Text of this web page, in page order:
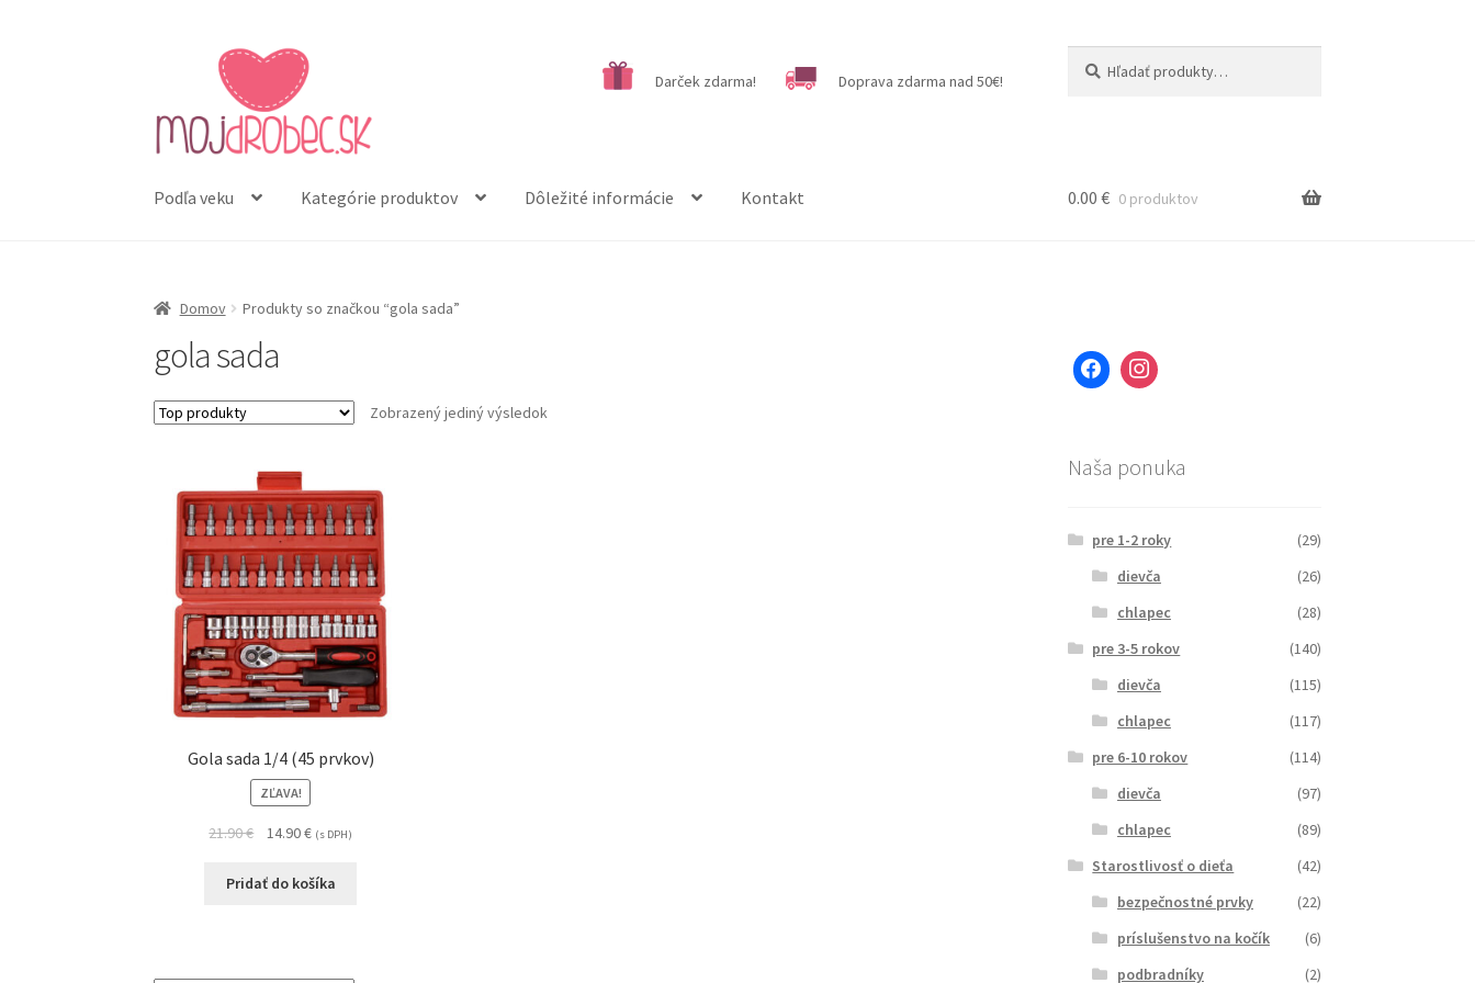
Preskočiť
navigáciu
Preskočiť
obsah
Darček zdarma! Doprava zdarma nad 50€!
Podľa veku Kategórie produktov Dôležité informácie Kontakt 0.00 € 0 produktov
Domov Produkty so značkou “gola sada”
gola sada
Zobrazený jediný výsledok
Gola sada 1/4 (45 prvkov)
ZĽAVA!
21.90€ 14.90€ (s DPH)
Pridať do košíka
Naša ponuka
pre 1-2 roky
(29)
dievča
(26)
chlapec
(28)
pre 3-5 rokov
(140)
dievča
(115)
chlapec
(117)
pre 6-10 rokov
(114)
dievča
(97)
chlapec
(89)
Starostlivosť o dieťa
(42)
bezpečnostné prvky
(22)
príslušenstvo na kočík
(6)
podbradníky
(2)